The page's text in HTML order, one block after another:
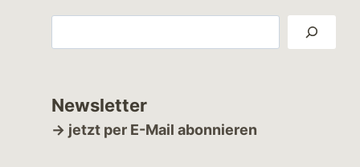
Newsletter
→ jetzt per E-Mail abonnieren